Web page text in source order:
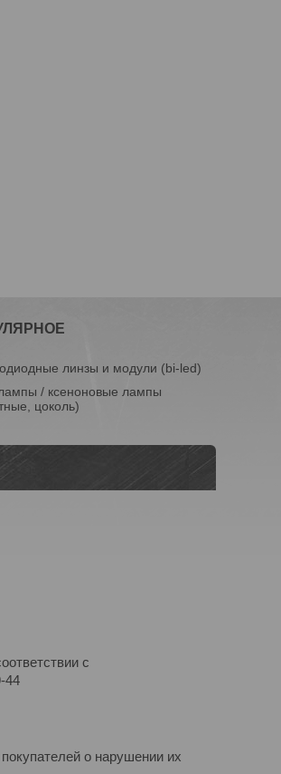
линзы и модули (bi-led)
/ ксеноновые лампы
цоколь)
с
44
о нарушении их